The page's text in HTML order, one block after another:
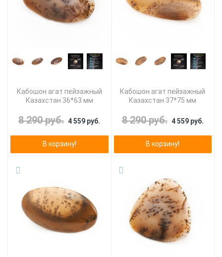
Кабошон агат пейзажный
Казахстан 36*63 мм
8 290 руб. 4 559 руб.
В корзину!
Кабошон агат пейзажный
Казахстан 37*75 мм
8 290 руб. 4 559 руб.
В корзину!